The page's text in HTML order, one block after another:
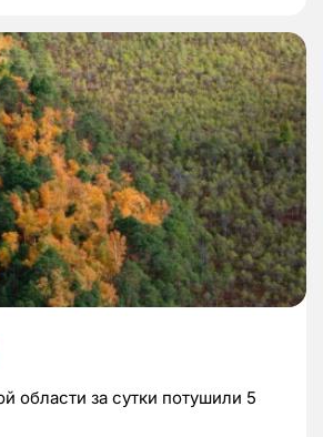
области за сутки потушили 5